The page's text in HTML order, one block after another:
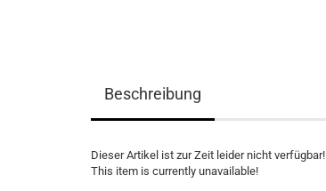
Beschreibung
Dieser Artikel ist zur Zeit leider nicht verfügbar!
This item is currently unavailable!